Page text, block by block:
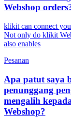
Webshop
klikit can connect
Not only do klikit
also enables
Pesanan
Apa patut saya
penunggang
mengalih
Webshop?